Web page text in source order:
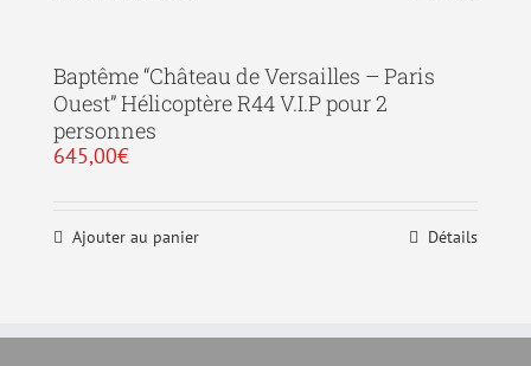
Baptême “Château de Versailles – Paris
Ouest” Hélicoptère R44 V.I.P pour 2
personnes
645,00€
Ajouter au panier Détails